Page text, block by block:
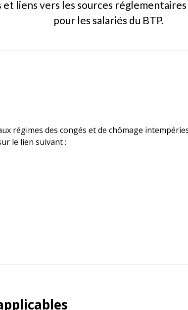
et liens vers les sources
pour les salariés du BTP.
régimes des congés et de chômage
le lien suivant :